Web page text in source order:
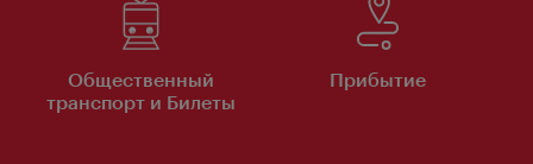
Общественный
транспорт и Билеты
Прибытие